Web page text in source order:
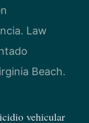
Law
Beach.
vehicular